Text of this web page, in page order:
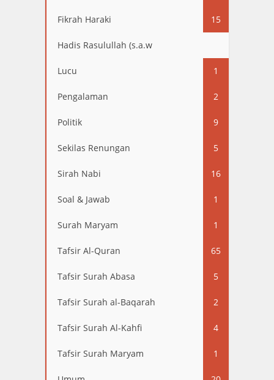
Fikrah Haraki 15
Hadis Rasulullah (s.a.w
Lucu 1
Pengalaman 2
Politik 9
Sekilas Renungan 5
Sirah Nabi 16
Soal & Jawab 1
Surah Maryam 1
Tafsir Al-Quran 65
Tafsir Surah Abasa 5
Tafsir Surah al-Baqarah 2
Tafsir Surah Al-Kahfi 4
Tafsir Surah Maryam 1